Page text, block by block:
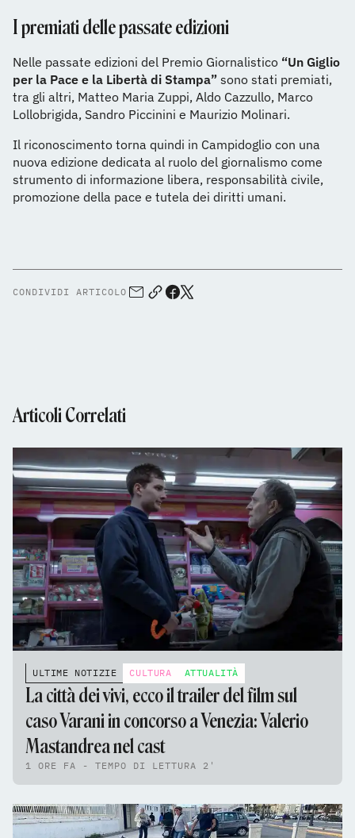
I premiati delle passate edizioni
Nelle passate edizioni del Premio Giornalistico “Un Giglio
per la Pace e la Libertà di Stampa” sono stati premiati,
tra gli altri, Matteo Maria Zuppi, Aldo Cazzullo, Marco
Lollobrigida, Sandro Piccinini e Maurizio Molinari.
Il riconoscimento torna quindi in Campidoglio con una
nuova edizione dedicata al ruolo del giornalismo come
strumento di informazione libera, responsabilità civile,
promozione della pace e tutela dei diritti umani.
CONDIVIDI ARTICOLO
Articoli Correlati
ULTIME NOTIZIE CULTURA ATTUALITÀ
La città dei vivi, ecco il trailer del film sul
caso Varani in concorso a Venezia: Valerio
Mastandrea nel cast
1 ORE FA - TEMPO DI LETTURA 2'